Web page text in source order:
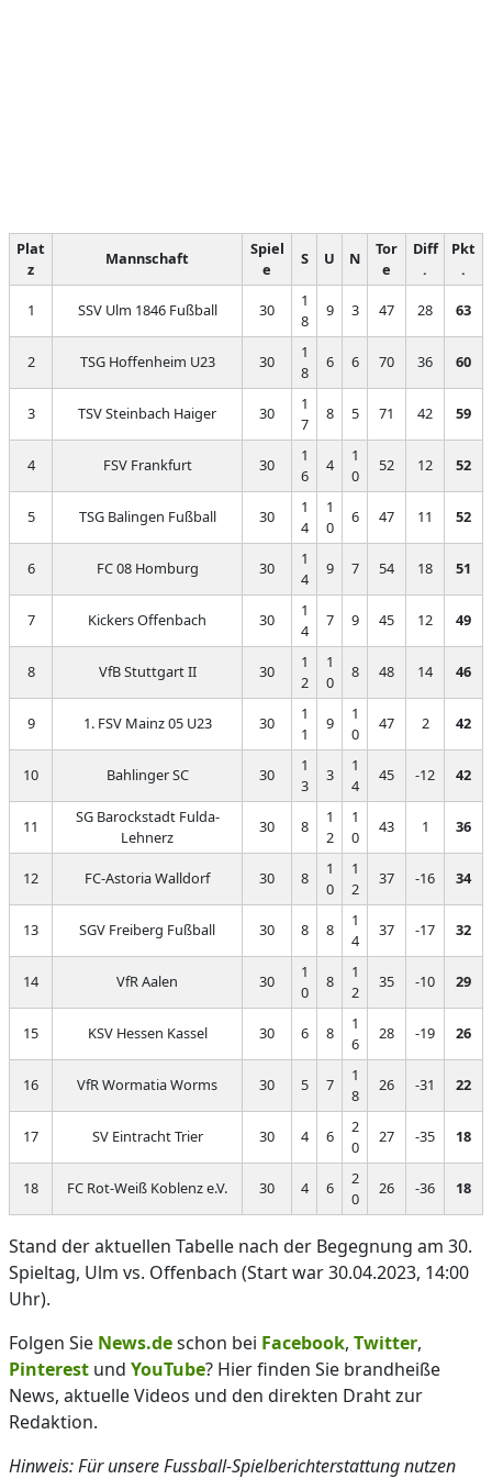
Plat
z
Mannschaft
Spiel
e
S U N
Tor
e
Diff
.
Pkt
.
1 SSV Ulm 1846 Fußball 30
1
8
9 3 47 28 63
2 TSG Hoffenheim U23 30
1
8
6 6 70 36 60
3 TSV Steinbach Haiger 30
1
7
8 5 71 42 59
4 FSV Frankfurt 30
1
6
4
1
0
52 12 52
5 TSG Balingen Fußball 30
1
4
1
0
6 47 11 52
6 FC 08 Homburg 30
1
4
9 7 54 18 51
7 Kickers Offenbach 30
1
4
7 9 45 12 49
8 VfB Stuttgart II 30
1
2
1
0
8 48 14 46
9 1. FSV Mainz 05 U23 30
1
1
9
1
0
47 2 42
10 Bahlinger SC 30
1
3
3
1
4
45 -12 42
11
SG Barockstadt Fulda-
Lehnerz
30 8
1
2
1
0
43 1 36
12 FC-Astoria Walldorf 30 8
1
0
1
2
37 -16 34
13 SGV Freiberg Fußball 30 8 8
1
4
37 -17 32
14 VfR Aalen 30
1
0
8
1
2
35 -10 29
15 KSV Hessen Kassel 30 6 8
1
6
28 -19 26
16 VfR Wormatia Worms 30 5 7
1
8
26 -31 22
17 SV Eintracht Trier 30 4 6
2
0
27 -35 18
18 FC Rot-Weiß Koblenz e.V. 30 4 6
2
0
26 -36 18
Stand der aktuellen Tabelle nach der Begegnung am 30.
Spieltag, Ulm vs. Offenbach (Start war 30.04.2023, 14:00
Uhr).
Folgen Sie News.deschon bei Facebook, Twitter,
Pinterest und YouTube? Hier finden Sie brandheiße
News, aktuelle Videos und den direkten Draht zur
Redaktion.
Hinweis: Für unsere Fussball-Spielberichterstattung nutzen